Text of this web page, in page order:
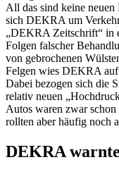
All das sind keine neuen
sich DEKRA um
„DEKRA Zeitschrift“ in
Folgen falscher
von gebrochenen
Felgen wies DEKRA
Dabei bezogen sich die
relativ neuen
Autos waren zwar schon
rollten aber häufig noch
DEKRA